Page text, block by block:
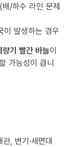
/하수 라인 문제
이 발생하는 경우
량기 빨간 바늘이
가능성이 큽니
, 변기·세면대